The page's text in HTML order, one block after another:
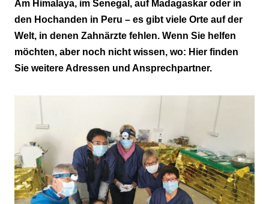
Ladakhpartners
Mercy Ships
Zahnärzte helfen
Am Himalaya, im Senegal, auf Madagaskar oder in
den Hochanden in Peru – es gibt viele Orte auf der
Welt, in denen Zahnärzte fehlen. Wenn Sie helfen
möchten, aber noch nicht wissen, wo: Hier finden
Sie weitere Adressen und Ansprechpartner.